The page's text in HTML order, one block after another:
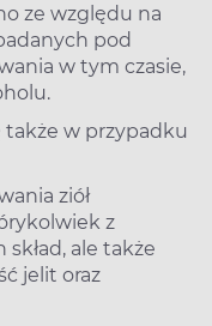
ze względu na
pod
w tym czasie,
także w przypadku
ziół
z
ale także
jelit oraz